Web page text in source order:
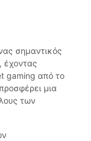
σημαντικός
έχοντας
gaming από το
μια
των